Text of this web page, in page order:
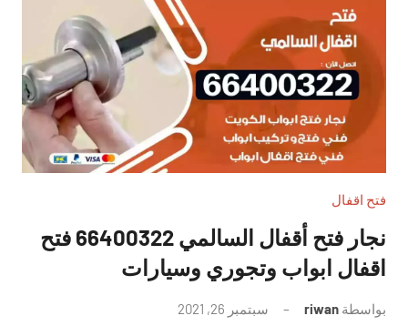
فتح اقفال
نجار فتح أقفال السالمي 66400322 فتح
اقفال ابواب وتجوري وسيارات
بواسطة riwan سبتمبر 26, 2021